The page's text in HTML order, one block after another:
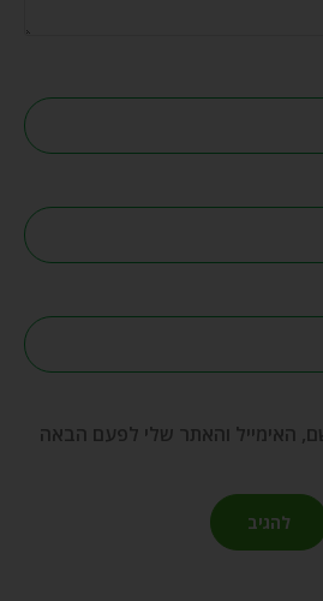
האימייל והאתר שלי לפעם הבאה